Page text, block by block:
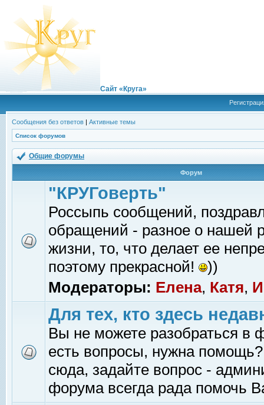
Сайт «Круга»
Сообщения без ответов | Активные темы
Список форумов
Общие форумы
Форум
"КРУГоверть"
Россыпь сообщений,
обращений - разное о нашей
жизни, то, что делает ее
поэтому прекрасной!
))
Модераторы: Елена, Катя,
Для тех, кто здесь
Вы не можете разобраться в
есть вопросы, нужна помощь?
сюда, задайте вопрос -
форума всегда рада помочь